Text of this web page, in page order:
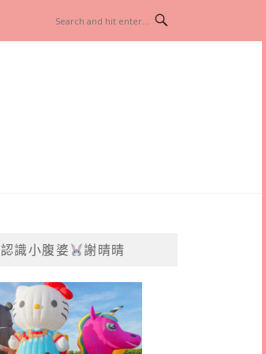
認識小腹婆 謝晴晴